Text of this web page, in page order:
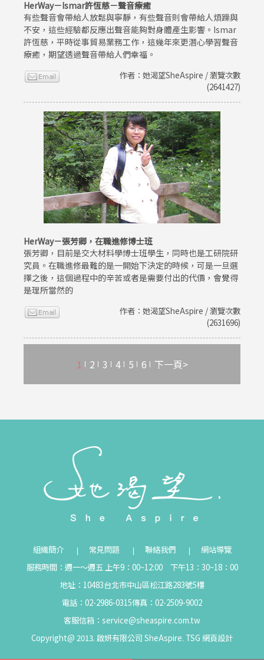
HerWay－Ismar許恆慈－聲音療癒
有些聲音會帶給人放鬆與寧靜，有些聲音則會帶給人煩躁與
不安，這些經驗都反應出聲音能夠對身體產生影響。Ismar
許恆慈，平時從事貿易業務工作，這幾年來更潛心學習聲音
療癒，期望透過聲音帶給人們幸福。
作者：她渴望SheAspire / 瀏覽次數
(2641427)
HerWay－張芳卿，在職進修博士班
張芳卿，目前是交大材料學博士班學生，同時也是工研院研
究員。在職進修最難的是一開始下決定的時候，可是一旦選
擇之後，這個過程中的辛苦或者是需要付出的代價，會覺得
是理所當然的
作者：她渴望SheAspire / 瀏覽次數
(2631696)
1 2 3 4 5 6 下一頁>
組織簡介 常見問題 聯絡我們
網站導覽
服務時間：週一～週五 上午9：00~12:00 下午13：30~18：00
地址：10483台北市中山區松江路283號5樓
電話：02-2986-0315傳真：02-2509-9002
客服信箱： service@sheaspire.com.tw
Copyright@ 2013. 啟妍有限公司 SheAspire. TSG 網頁設計